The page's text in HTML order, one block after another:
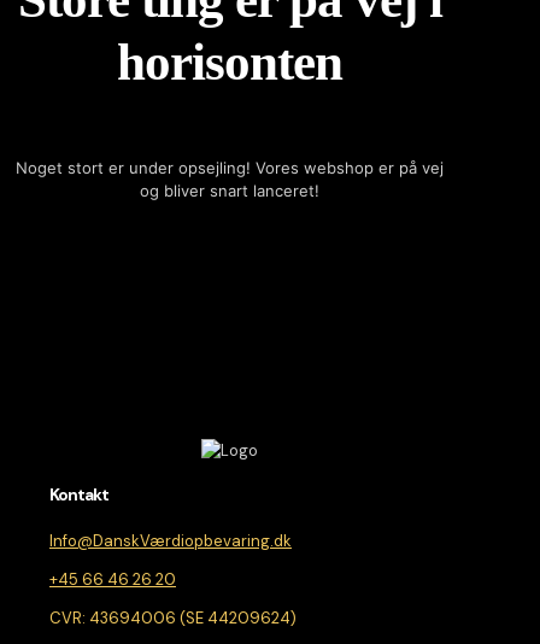
horisonten
Noget stort er under opsejling! Vores webshop er på vej
og bliver snart lanceret!
Kontakt
Info@DanskVærdiopbevaring.dk
+45 66 46 26 20
CVR: 43694006 (SE 44209624)